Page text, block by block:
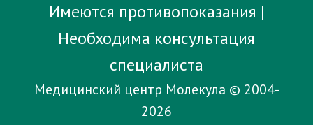
Имеются противопоказания |
Необходима консультация
специалиста
Медицинский центр Молекула © 2004-
2026